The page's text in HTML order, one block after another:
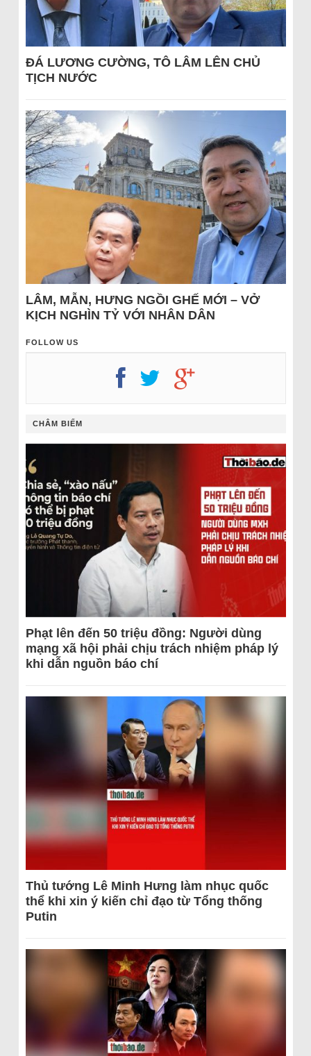
ĐÁ LƯƠNG CƯỜNG, TÔ LÂM LÊN CHỦ
TỊCH NƯỚC
LÂM, MẪN, HƯNG NGỒI GHẾ MỚI – VỞ
KỊCH NGHÌN TỶ VỚI NHÂN DÂN
FOLLOW US
CHÂM BIẾM
Phạt lên đến 50 triệu đồng: Người dùng
mạng xã hội phải chịu trách nhiệm pháp lý
khi dẫn nguồn báo chí
Thủ tướng Lê Minh Hưng làm nhục quốc
thể khi xin ý kiến chỉ đạo từ Tổng thống
Putin